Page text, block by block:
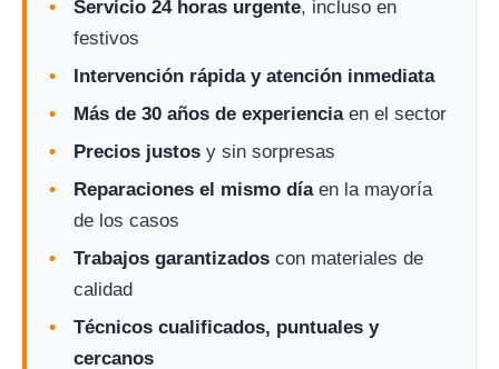
Servicio 24 horas urgente, incluso en
festivos
Intervención rápida y atención inmediata
Más de 30 años de experienciaen el sector
Precios justos y sin sorpresas
Reparaciones el mismo díaen la mayoría
de los casos
Trabajos garantizados con materiales de
calidad
Técnicos cualificados, puntuales y
cercanos